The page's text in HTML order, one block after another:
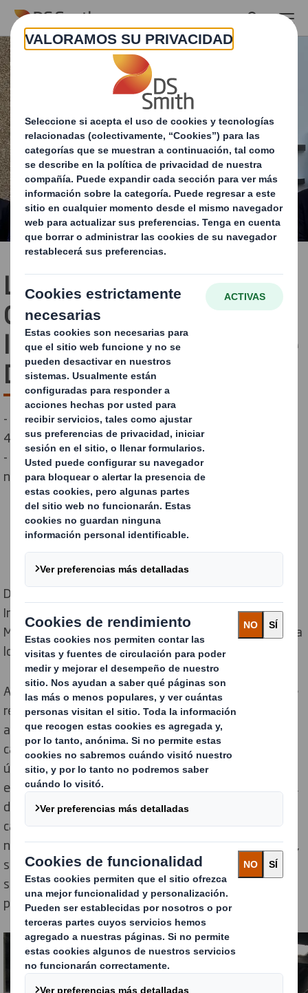
Skip to main content
La ministra de Industria,
Comercio y Turismo visita
los centros productivos de
DS Smith en Palencia
- El sector de fabricación de papel y cartón aporta el
4.5% del PIB en España
- Maroto puso en valor el modelo de circularidad del
negocio de DS Smith
DS Smith, recibió ayer la visita de la ministra de
Industria, Comercio y Turismo en funciones, Reyes
Maroto, en sus fábricas de papel y cartón situadas en la
localidad palentina de Dueñas.
A lo largo del recorrido por la planta, la ministra puso de
relieve la importancia de un sector impulsado por el
auge del comercio electrónico, el cual ha supuesto un
cambio radical para las prácticas comerciales en los
últimos años, y que ha sabido posicionarse como
ejemplo de sostenibilidad y economía circular; a su vez,
destacó que la industria de fabricación de papel y
cartón, cuya cadena de valor aporta el 4,5% del PIB de
nuestro país y genera 1 de cada 50 puestos de trabajo,
se enfrenta al reto de satisfacer la demanda de una
sociedad cambiante que busca sustituir los plásticos
por embalajes sostenibles.